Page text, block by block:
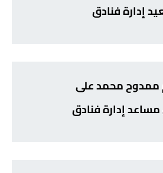
إدارة فنادق
ممدوح محمد على
إدارة فنادق